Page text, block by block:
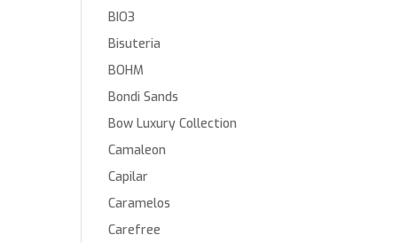
BIO3
Bisuteria
BOHM
Bondi Sands
Bow Luxury Collection
Camaleon
Capilar
Caramelos
Carefree